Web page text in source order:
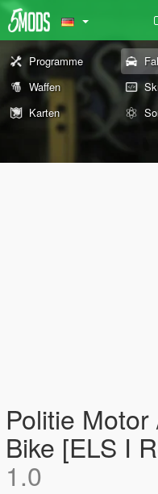
Programme
Waffen
Karten
Politie
Bike [ELS I
1.0